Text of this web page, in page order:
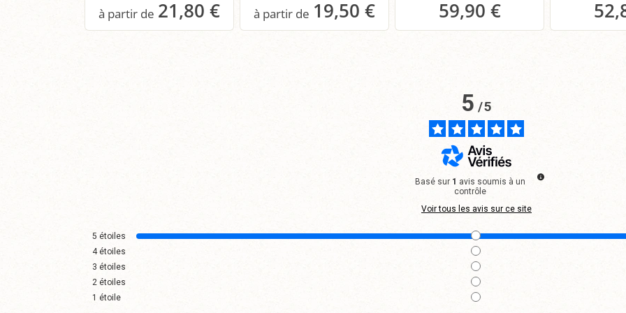
21,80 € 19,50 € 59,90 €
5/5
Basé sur 1 avis soumis à un
contrôle
Voir tous les avis sur ce site
5 étoiles
4étoiles
3 étoiles
2 étoiles
1 étoile